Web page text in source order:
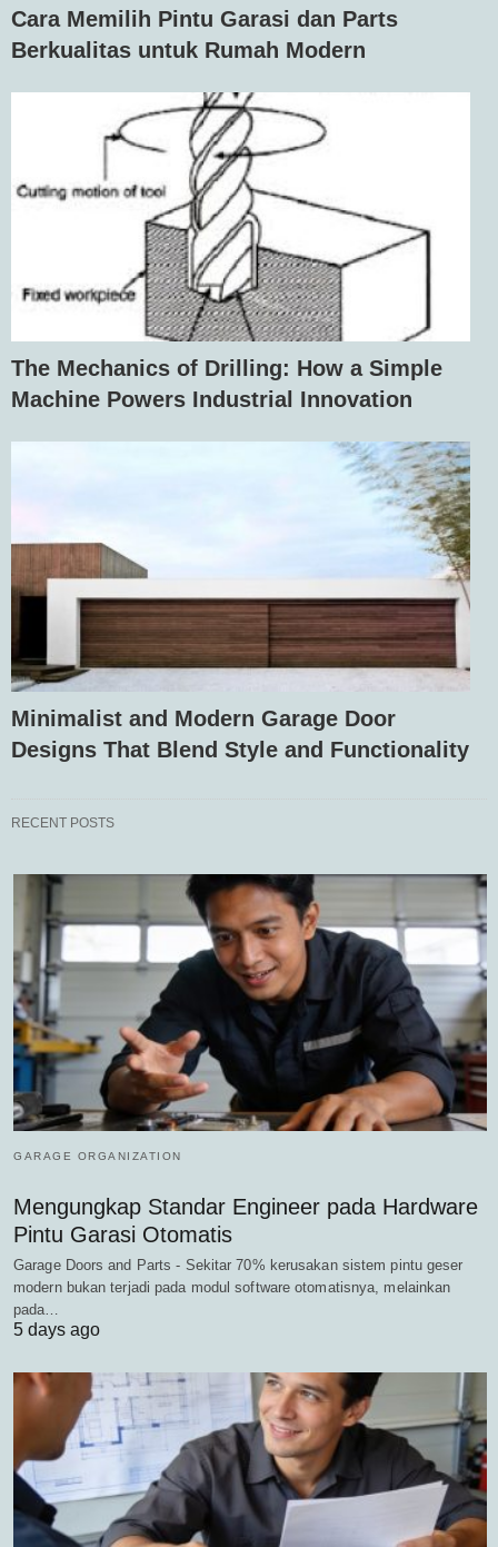
Cara Memilih Pintu Garasi dan Parts
Berkualitas untuk Rumah Modern
The Mechanics of Drilling: How a Simple
Machine Powers Industrial Innovation
Minimalist and Modern Garage Door
Designs That Blend Style and Functionality
RECENT POSTS
GARAGE ORGANIZATION
Mengungkap Standar Engineer pada Hardware
Pintu Garasi Otomatis
Garage Doors and Parts - Sekitar 70% kerusakan sistem pintu geser
modern bukan terjadi pada modul software otomatisnya, melainkan
pada…
5 days ago